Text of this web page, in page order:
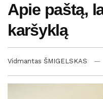
Apie paštą,
karšyklą
Vidmantas ŠMIGELSKAS